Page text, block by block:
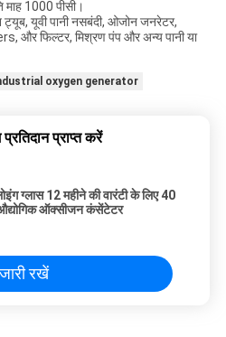
माह 1000 पीसी।
ट्यूब, यूवी पानी नसबंदी, ओजोन जनरेटर,
और फिल्टर, मिश्रण पंप और अन्य पानी या
oxygen generator
प्राप्त करें
ग्लास 12 महीने की वारंटी के लिए 40
ऑक्सीजन कंसेंटेटर
रखें